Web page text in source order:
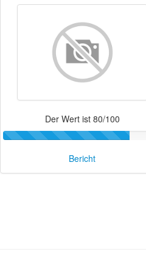
Der Wert ist 80/100
Bericht